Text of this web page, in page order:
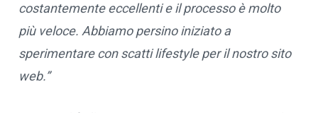
costantemente eccellenti e il processo è molto
più veloce. Abbiamo persino iniziato a
sperimentare con scatti lifestyle per il nostro sito
web.”